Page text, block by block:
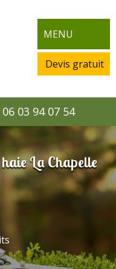
MENU
Devis gratuit
06 03 94 07 54
La Chapelle